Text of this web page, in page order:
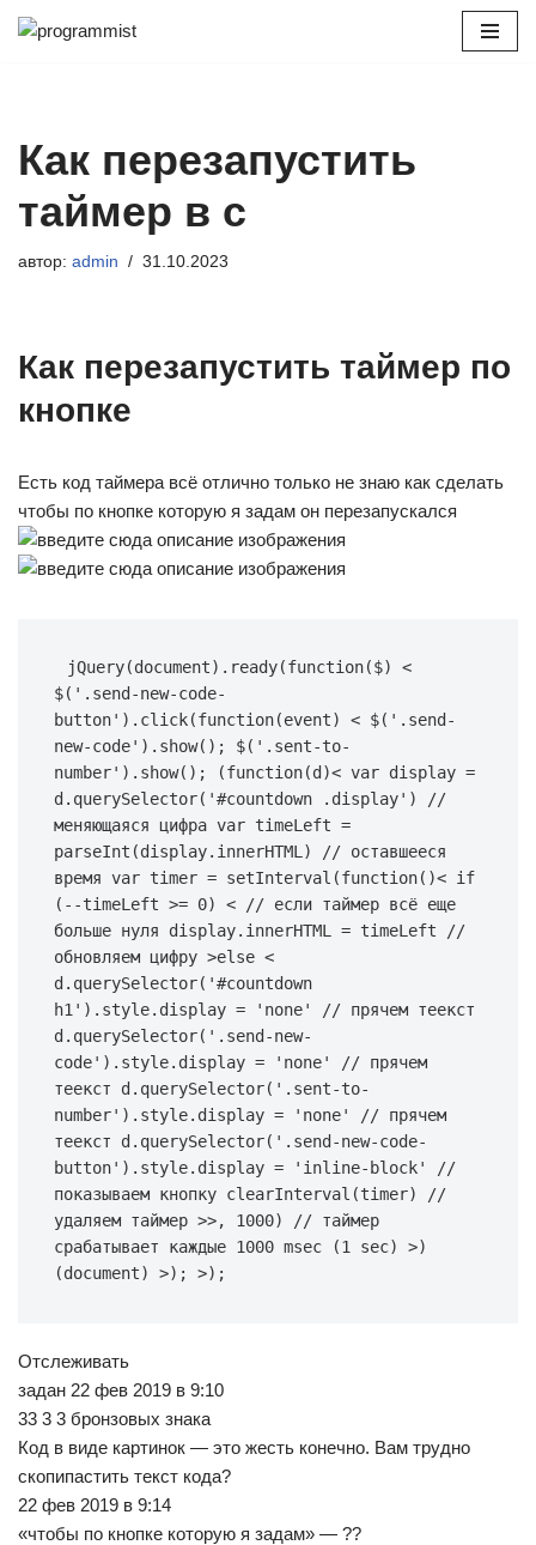
Как перезапустить
таймер в c
автор: admin 31.10.2023
Как перезапустить таймер по
кнопке
Есть код таймера всё отлично только не знаю как сделать
чтобы по кнопке которую я задам он перезапускался
jQuery(document).ready(function($) <
$('.send-new-code-
button').click(function(event) < $('.send-
new-code').show(); $('.sent-to-
number').show(); (function(d)< var display =
d.querySelector('#countdown .display') //
меняющаяся цифра var timeLeft =
parseInt(display.innerHTML) // оставшееся
время var timer = setInterval(function()< if
(--timeLeft >= 0) < // если таймер всё еще
больше нуля display.innerHTML = timeLeft //
обновляем цифру >else <
d.querySelector('#countdown
h1').style.display = 'none' // прячем теекст
d.querySelector('.send-new-
code').style.display = 'none' // прячем
теекст d.querySelector('.sent-to-
number').style.display = 'none' // прячем
теекст d.querySelector('.send-new-code-
button').style.display = 'inline-block' //
показываем кнопку clearInterval(timer) //
удаляем таймер >>, 1000) // таймер
срабатывает каждые 1000 msec (1 sec) >)
(document) >); >);
Отслеживать
задан 22 фев 2019 в 9:10
33 3 3 бронзовых знака
Код в виде картинок — это жесть конечно. Вам трудно
скопипастить текст кода?
22 фев 2019 в 9:14
«чтобы по кнопке которую я задам» — ??